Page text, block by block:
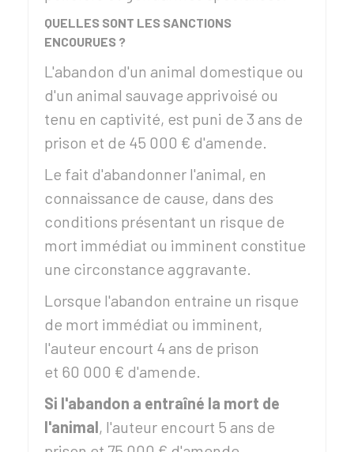
QUELLES SONT LES SANCTIONS
ENCOURUES ?
L'abandon d'un animal domestique ou
d'un animal sauvage apprivoisé ou
tenu en captivité, est puni de 3 ans de
prison et de 45 000 € d'amende.
Le fait d'abandonner l'animal, en
connaissance de cause, dans des
conditions présentant un risque de
mort immédiat ou imminent constitue
une circonstance aggravante.
Lorsque l'abandon entraine un risque
de mort immédiat ou imminent,
l'auteur encourt 4 ans de prison
et 60 000 € d'amende.
Si l'abandon a entraîné la mort de
l'animal, l'auteur encourt 5 ans de